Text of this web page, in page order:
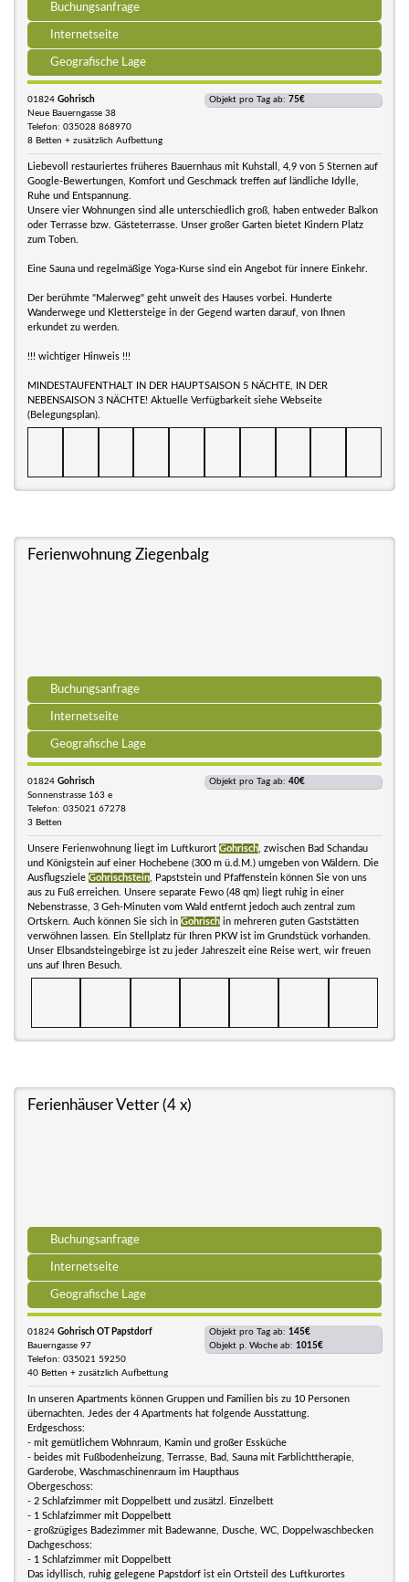
Buchungsanfrage
Internetseite
Geografische Lage
01824 Gohrisch
Neue Bauerngasse 38
Telefon: 035028 868970
8 Betten + zusätzlich Aufbettung
Objekt pro Tag ab: 75€
Liebevoll restauriertes früheres Bauernhaus mit Kuhstall, 4,9 von 5 Sternen auf
Google-Bewertungen, Komfort und Geschmack treffen auf ländliche Idylle,
Ruhe und Entspannung.
Unsere vier Wohnungen sind alle unterschiedlich groß, haben entweder Balkon
oder Terrasse bzw. Gästeterrasse. Unser großer Garten bietet Kindern Platz
zum Toben.
Eine Sauna und regelmäßige Yoga-Kurse sind ein Angebot für innere Einkehr.
Der berühmte "Malerweg" geht unweit des Hauses vorbei. Hunderte
Wanderwege und Klettersteige in der Gegend warten darauf, von Ihnen
erkundet zu werden.
!!! wichtiger Hinweis !!!
MINDESTAUFENTHALT IN DER HAUPTSAISON 5 NÄCHTE, IN DER
NEBENSAISON 3 NÄCHTE! Aktuelle Verfügbarkeit siehe Webseite
(Belegungsplan).
Ferienwohnung Ziegenbalg
Buchungsanfrage
Internetseite
Geografische Lage
01824 Gohrisch
Sonnenstrasse 163 e
Telefon: 035021 67278
3 Betten
Objekt pro Tag ab: 40€
Unsere Ferienwohnung liegt im Luftkurort Gohrisch , zwischen Bad Schandau
und Königstein auf einer Hochebene (300 m ü.d.M.) umgeben von Wäldern. Die
Ausflugsziele Gohrischstein , Papststein und Pfaffenstein können Sie von uns
aus zu Fuß erreichen. Unsere separate Fewo (48 qm) liegt ruhig in einer
Nebenstrasse, 3 Geh-Minuten vom Wald entfernt jedoch auch zentral zum
Ortskern. Auch können Sie sich in Gohrisch in mehreren guten Gaststätten
verwöhnen lassen. Ein Stellplatz für Ihren PKW ist im Grundstück vorhanden.
Unser Elbsandsteingebirge ist zu jeder Jahreszeit eine Reise wert, wir freuen
uns auf Ihren Besuch.
Ferienhäuser Vetter (4 x)
Buchungsanfrage
Internetseite
Geografische Lage
01824 Gohrisch OT Papstdorf
Bauerngasse 97
Telefon: 035021 59250
40 Betten + zusätzlich Aufbettung
Objekt pro Tag ab: 145€
Objekt p. Woche ab: 1015€
In unseren Apartments können Gruppen und Familien bis zu 10 Personen
übernachten. Jedes der 4 Apartments hat folgende Ausstattung.
Erdgeschoss:
- mit gemütlichem Wohnraum, Kamin und großer Essküche
- beides mit Fußbodenheizung, Terrasse, Bad, Sauna mit Farblichttherapie,
Garderobe, Waschmaschinenraum im Haupthaus
Obergeschoss:
- 2 Schlafzimmer mit Doppelbett und zusätzl. Einzelbett
- 1 Schlafzimmer mit Doppelbett
- großzügiges Badezimmer mit Badewanne, Dusche, WC, Doppelwaschbecken
Dachgeschoss:
- 1 Schlafzimmer mit Doppelbett
Das idyllisch, ruhig gelegene Papstdorf ist ein Ortsteil des Luftkurortes